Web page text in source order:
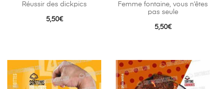
Réussir des dickpics
5,50€
Femme fontaine, vous n’êtes
pas seule
5,50€